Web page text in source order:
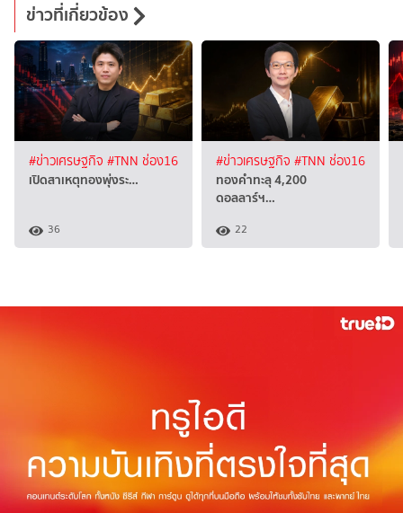
ข่าวที่เกี่ยวข้อง
#ข่าวเศรษฐกิจ #TNN ช่อง16
เปิดสาเหตุทองพุ่งระ…
36
#ข่าวเศรษฐกิจ #TNN ช่อง16
ทองคำทะลุ 4,200
ดอลลาร์ฯ…
22